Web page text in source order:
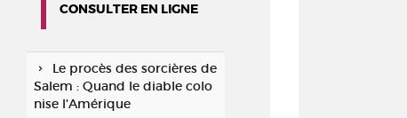
CONSULTER EN LIGNE
Le procès des sorcières de
Salem : Quand le diable colo
nise l'Amérique